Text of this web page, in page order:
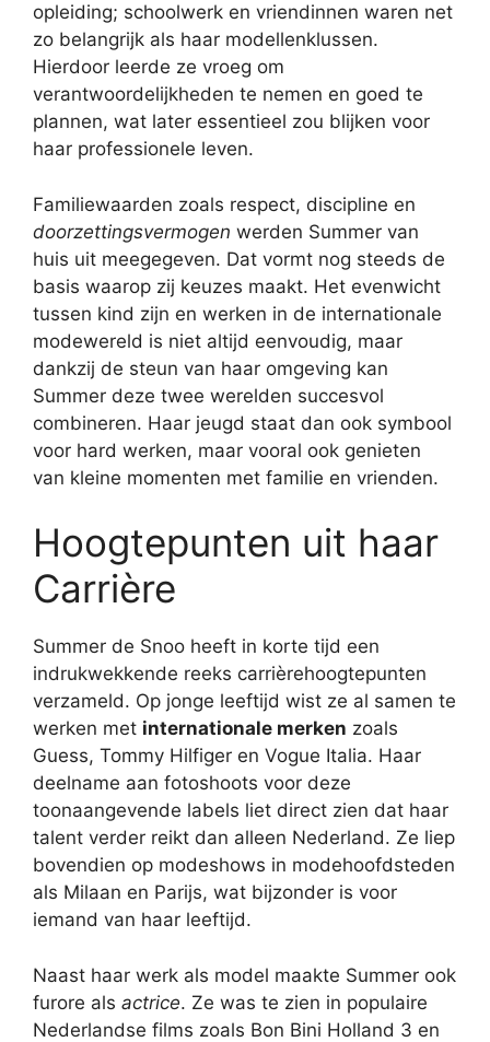
opleiding; schoolwerk en vriendinnen waren net
zo belangrijk als haar modellenklussen.
Hierdoor leerde ze vroeg om
verantwoordelijkheden te nemen en goed te
plannen, wat later essentieel zou blijken voor
haar professionele leven.
Familiewaarden zoals respect, discipline en
doorzettingsvermogen werden Summer van
huis uit meegegeven. Dat vormt nog steeds de
basis waarop zij keuzes maakt. Het evenwicht
tussen kind zijn en werken in de internationale
modewereld is niet altijd eenvoudig, maar
dankzij de steun van haar omgeving kan
Summer deze twee werelden succesvol
combineren. Haar jeugd staat dan ook symbool
voor hard werken, maar vooral ook genieten
van kleine momenten met familie en vrienden.
Hoogtepunten uit haar
Carrière
Summer de Snoo heeft in korte tijd een
indrukwekkende reeks carrièrehoogtepunten
verzameld. Op jonge leeftijd wist ze al samen te
werken met internationale merken zoals
Guess, Tommy Hilfiger en Vogue Italia. Haar
deelname aan fotoshoots voor deze
toonaangevende labels liet direct zien dat haar
talent verder reikt dan alleen Nederland. Ze liep
bovendien op modeshows in modehoofdsteden
als Milaan en Parijs, wat bijzonder is voor
iemand van haar leeftijd.
Naast haar werk als model maakte Summer ook
furore als actrice. Ze was te zien in populaire
Nederlandse films zoals Bon Bini Holland 3 en